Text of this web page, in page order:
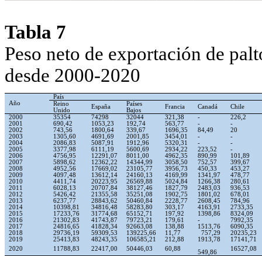
Tabla 7
Peso neto de exportación de
desde 2000-2020
Año
País
Reino
Unido
España
Países
Bajos
Francia Canadá
Chile
2000
35354 74298 32044 321,38 -
226,2
2001
690,42 1053,23 192,74 563,77 -
-
2002
743,56 1800,64 339,67 1696,35 84,49
20
2003
1305,60 4691,69 2001,85 3454,01 -
-
2004
2086,83 5087,91 1912,96 5320,31 -
-
2005
3377,98 6111,19 5600,69 2934,22 223,52
-
2006
4756,95 12291,07 8011,00 4962,35 890,99
101,89
2007
5898,62 12362,22 14344,99 3058,50 752,57
399,67
2008
4952,56 17669,02 23105,77 3956,73 450,33
453,27
2009
4097,48 13612,14 24160,13 4169,99 1341,97
478,77
2010
4411,74 20223,95 26569,88 5024,84 1266,38
280,61
2011
6028,13 20707,84 38127,46 1827,79 2483,03
936,53
2012
5426,42 21355,58 35251,08 1902,75 1801,02
678,01
2013
6237,77 28843,62 50460,84 2228,77 2608,45
784,96
2014
10398,81 34816,48 58283,80 303,17 4163,91
2733,35
2015
17233,76 31774,68 65152,71 197,92 1398,86
8324,09
2016
21302,83 41743,87 79723,21 179,61 -
7992,35
2017
24816,65 41828,34 92663,08 138,88 1513,76
6090,35
2018
29736,19 59309,53 139225,66 11,77 757,29
20235,23
2019
25413,83 48243,35 106585,21 212,88 1913,78
17141,71
2020
11788,83 22417,00 50446,03 60,88
549,86
16527,08